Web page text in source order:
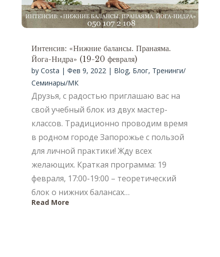
Интенсив: «Нижние балансы. Пранаяма.
Йога-Нидра» (19-20 февраля)
by Costa | Фев 9, 2022| Blog, Блог, Тренинги/
Семинары/МК
Друзья, с радостью приглашаю вас на
свой учебный блок из двух мастер-
классов. Традиционно проводим время
в родном городе Запорожье с пользой
для личной практики! Жду всех
желающих. Краткая программа: 19
февраля, 17:00-19:00 – теоретический
блок о нижних балансах…
Read More